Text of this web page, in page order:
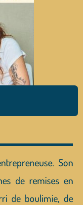
Son
de remises en
de boulimie, de